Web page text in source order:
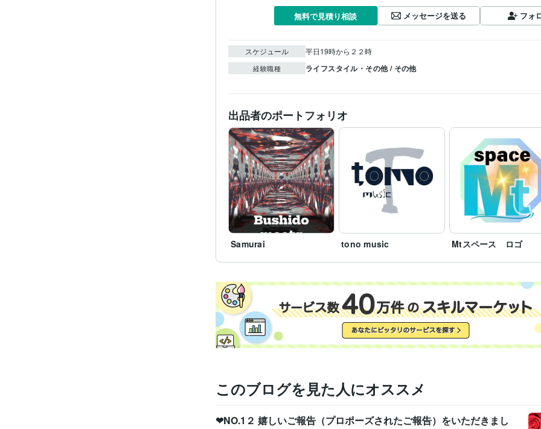
無料で見積り相談 メッセージを送る フォ
スケジュール 平日19時から２２時
経験職種 ライフスタイル・その他 / その他
出品者のポートフォリオ
Samurai tono music Mtスペース ロゴ
このブログを見た人にオススメ
❤NO.1２ 嬉しいご報告（プロポーズされたご報告）をいただきまし